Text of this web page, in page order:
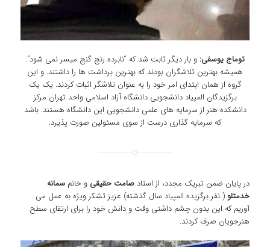
توماج یوسفی:و بار دیگر ثابت شد که “نابرده رنج گنج میسر نمی شود”.
همیشه بهترین تلاشگران بودند که بهترین برداشت ها را داشتند. و این
گروه از همان ابتدای امر خود را به عنوان تلاشگر اثبات کردند. یک یک
برگزیدگان المپیاد دانشجویی دانشگاه آزاد اسلامی واحد تهران مرکز
دانشکده هنر از سرمایه های علمی دانشجویی این دانشگاه هستند. باشد
که سرمایه گذاری درست از سوی مسئولین صورت پذیرد.
در پایان ضمن تبریک مجدد، از استاد صامت حقیقی و خانم سمانه
خدمتلو ( نفر برگزیده المپیاد سال گذشته) عزیز تشکر ویژه به عمل می
آوریم که این بدون چشم داشتی وقت و دانش خود را برای ارتقای سطح
هنرجویان صرف کردند.